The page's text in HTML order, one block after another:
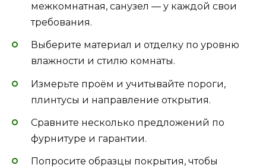
межкомнатная, санузел — у каждой свои
требования.
Выберите материал и отделку по уровню
влажности и стилю комнаты.
Измерьте проём и учитывайте пороги,
плинтусы и направление открытия.
Сравните несколько предложений по
фурнитуре и гарантии.
Попросите образцы покрытия, чтобы